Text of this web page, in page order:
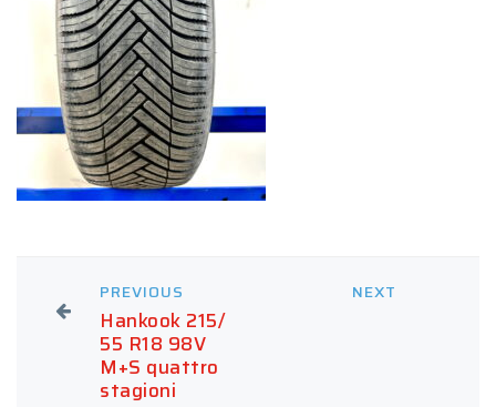
PREVIOUS
Hankook 215/
55 R18 98V
M+S quattro
stagioni
NEXT